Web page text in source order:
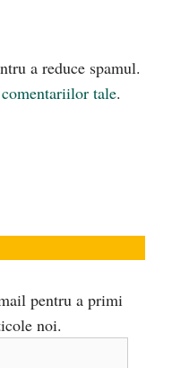
a reduce spamul.
tale.
pentru a primi
noi.